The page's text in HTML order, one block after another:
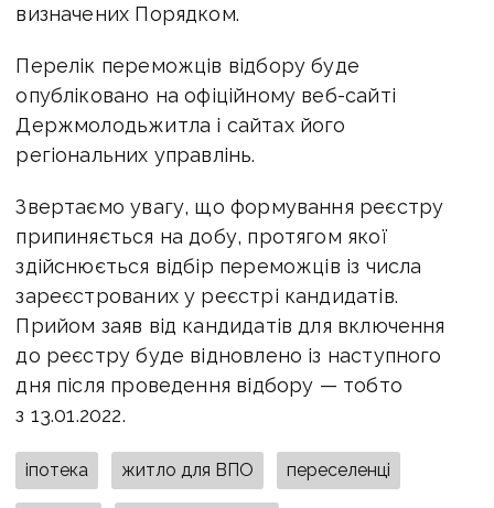
визначених Порядком.
Перелік переможців відбору буде
опубліковано на офіційному веб-сайті
Держмолодьжитла і сайтах його
регіональних управлінь.
Звертаємо увагу, що формування реєстру
припиняється на добу, протягом якої
здійснюється відбір переможців із числа
зареєстрованих у реєстрі кандидатів.
Прийом заяв від кандидатів для включення
до реєстру буде відновлено із наступного
дня після проведення відбору — тобто
з 13.01.2022.
іпотека житло для ВПО переселенці